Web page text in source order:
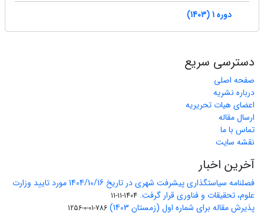
دوره 1 (1403)
دسترسی سریع
صفحه اصلی
درباره نشریه
اعضای هیات تحریریه
ارسال مقاله
تماس با ما
نقشه سایت
آخرین اخبار
فصلنامه سیاستگذاری پیشرفت شهری در تاریخ 1404/10/16 مورد تایید وزارت
علوم، تحقیقات و فناوری قرار گرفت. 1404-11-11
پذیرش مقاله برای شماره اول (زمستان 1403) 786-01-0-1256